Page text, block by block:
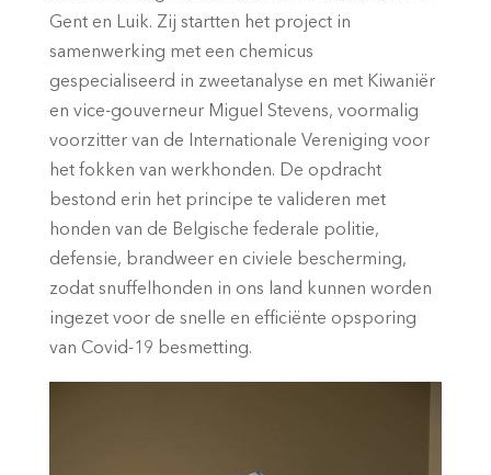
Gent en Luik. Zij startten het project in
samenwerking met een chemicus
gespecialiseerd in zweetanalyse en met Kiwaniër
en vice-gouverneur Miguel Stevens, voormalig
voorzitter van de Internationale Vereniging voor
het fokken van werkhonden. De opdracht
bestond erin het principe te valideren met
honden van de Belgische federale politie,
defensie, brandweer en civiele bescherming,
zodat snuffelhonden in ons land kunnen worden
ingezet voor de snelle en efficiënte opsporing
van Covid-19 besmetting.